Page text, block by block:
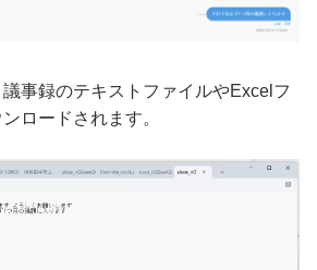
事録のテキストファイルやExcelフ
ロードされます。